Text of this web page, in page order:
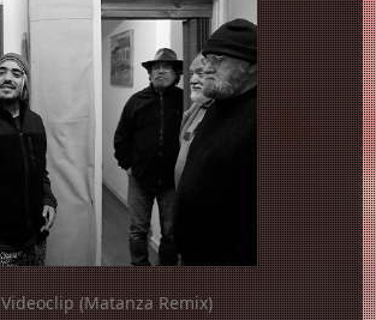
Videoclip (Matanza Remix)